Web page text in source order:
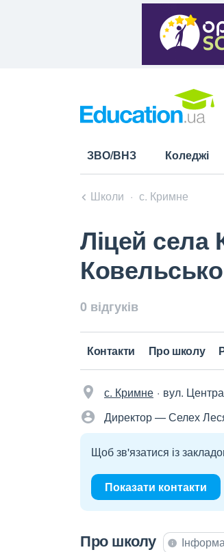
ЗВО/ВНЗ Коледжі
Школи с. Кримне
Ліцей села
0 відгуків
Контакти Про школу
с. Кримне вул.
Директор — Селех
Щоб зв'язатися із
Показати контакти
Про школу